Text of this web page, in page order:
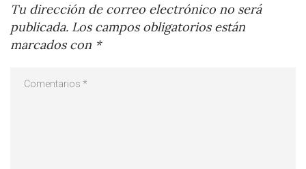
Tu dirección de correo electrónico no será
publicada. Los campos obligatorios están
marcados con *